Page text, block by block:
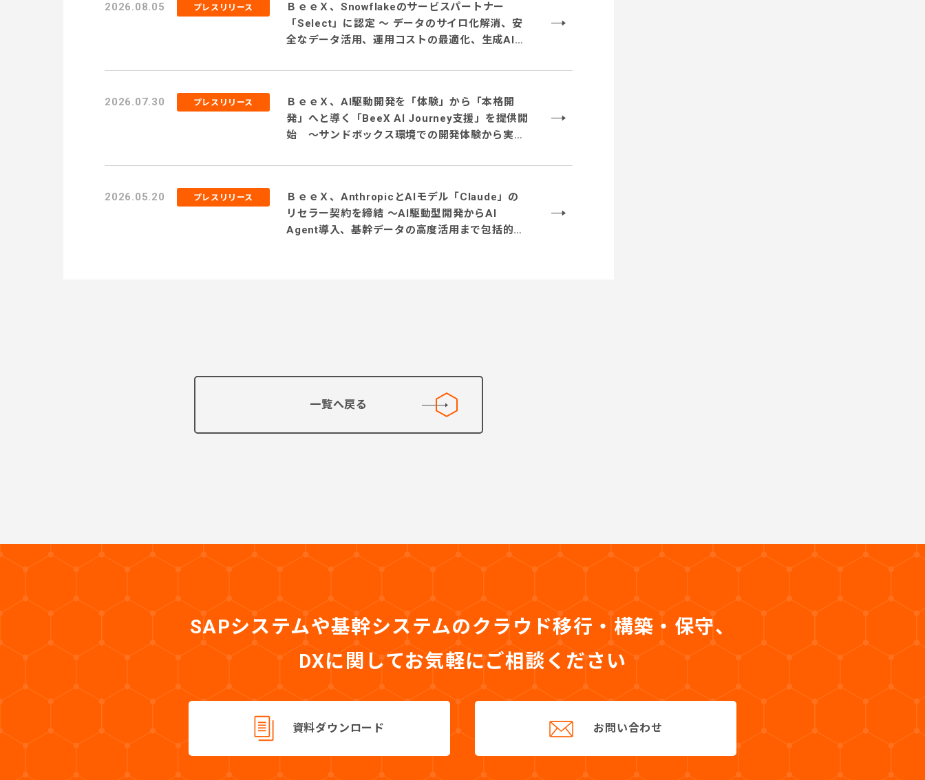
2026.08.05 プレスリリース
ＢｅｅＸ、Snowflakeのサービスパートナー
「Select」に認定 ～ データのサイロ化解消、安
全なデータ活用、運用コストの最適化、生成AI活
2026.07.30 プレスリリース
ＢｅｅＸ、AI駆動開発を「体験」から「本格開
発」へと導く「BeeX AI Journey支援」を提供開
始 ～サンドボックス環境での開発体験から実業
に伴走～
2026.05.20 プレスリリース
ＢｅｅＸ、AnthropicとAIモデル「Claude」の
リセラー契約を締結 〜AI駆動型開発からAI
Agent導入、基幹データの高度活用まで包括的に
一覧へ戻る
SAPシステムや基幹システムのクラウド移行・構築・保守、
DXに関してお気軽にご相談ください
資料ダウンロード お問い合わせ